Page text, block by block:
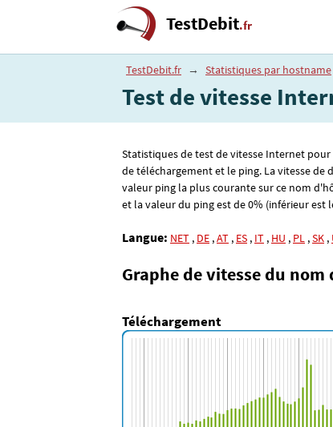
TestDebit.fr
TestDebit.fr → Statistiques par hostname
Test de vitesse
Statistiques de test de vitesse Internet
de téléchargement et le ping. La vitesse
valeur ping la plus courante sur ce nom
et la valeur du ping est de 0% (inférieur est
Langue: NET , DE ,AT , ES , IT , HU , PL ,SK ,
Graphe de vitesse du
Téléchargement